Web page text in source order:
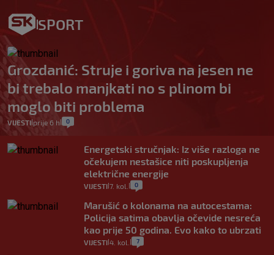
SPORT
Grozdanić: Struje i goriva na jesen ne
bi trebalo manjkati no s plinom bi
moglo biti problema
VIJESTI| prije 6 h 0
Energetski stručnjak: Iz više razloga ne
očekujem nestašice niti poskupljenja
električne energije
VIJESTI 7. kol. 0
Marušić o kolonama na autocestama:
Policija satima obavlja očevide nesreća
kao prije 50 godina. Evo kako to ubrzati
VIJESTI 4. kol. 7